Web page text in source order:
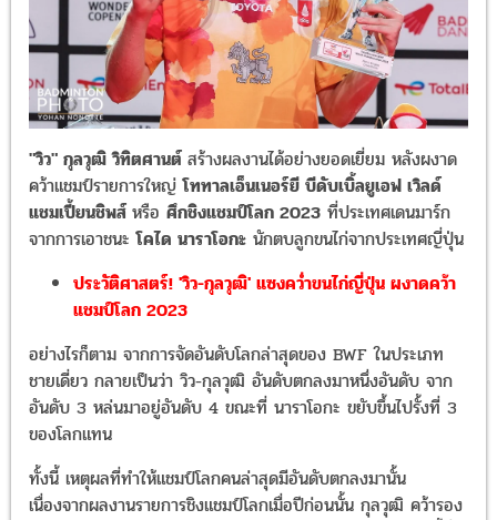
"วิว" กุลวุฒิ วิทิตศานต์ สร้างผลงานได้อย่างยอดเยี่ยม หลังผงาด
คว้าแชมป์รายการใหญ่โททาลเอ็นเนอร์ยี บีดับเบิ้ลยูเอฟ เวิลด์
แชมเปี้ยนชิพส์ หรือ ศึกชิงแชมป์โลก 2023 ที่ประเทศเดนมาร์ก
จากการเอาชนะโคได นาราโอกะ นักตบลูกขนไก่จากประเทศญี่ปุ่น
ประวัติศาสตร์! 'วิว-กุลวุฒิ' แซงคว่ำขนไก่ญี่ปุ่น ผงาดคว้า
แชมป์โลก 2023
อย่างไรก็ตาม จากการจัดอันดับโลกล่าสุดของ BWF ในประเภท
ชายเดี่ยว กลายเป็นว่า วิว-กุลวุฒิ อันดับตกลงมาหนึ่งอันดับ จาก
อันดับ 3 หล่นมาอยู่อันดับ 4 ขณะที่ นาราโอกะ ขยับขึ้นไปรั้งที่ 3
ของโลกแทน
ทั้งนี้ เหตุผลที่ทำให้แชมป์โลกคนล่าสุดมีอันดับตกลงมานั้น
เนื่องจากผลงานรายการชิงแชมป์โลกเมื่อปีก่อนนั้น กุลวุฒิ คว้ารอง